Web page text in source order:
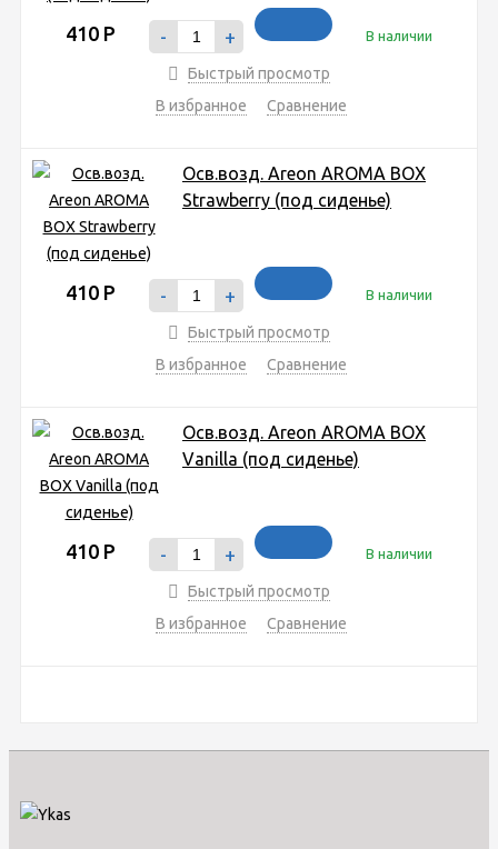
410 Р - + В наличии
Быстрый просмотр
В избранное
Сравнение
Осв.возд. Areon AROMA BOX
Strawberry (под сиденье)
410 Р - + В наличии
Быстрый просмотр
В избранное
Сравнение
Осв.возд. Areon AROMA BOX
Vanilla (под сиденье)
410 Р - + В наличии
Быстрый просмотр
В избранное
Сравнение